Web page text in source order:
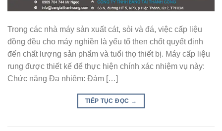
Trong các nhà máy sản xuất cát, sỏi và đá, việc cấp liệu
đồng đều cho máy nghiền là yếu tố then chốt quyết định
đến chất lượng sản phẩm và tuổi thọ thiết bị. Máy cấp liệu
rung được thiết kế để thực hiện chính xác nhiệm vụ này:
Chức năng Đa nhiệm: Đảm […]
TIẾP TỤC ĐỌC →